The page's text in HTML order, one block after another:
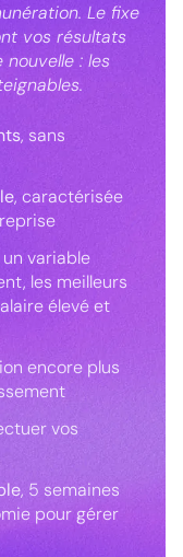
Le fixe
vos résultats
: les
, sans
, caractérisée
variable
les meilleurs
élevé et
encore plus
vos
, 5 semaines
pour gérer